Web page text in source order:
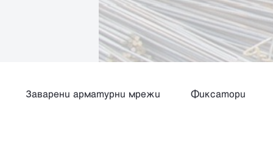
Заварени арматурни мрежи Фиксатори